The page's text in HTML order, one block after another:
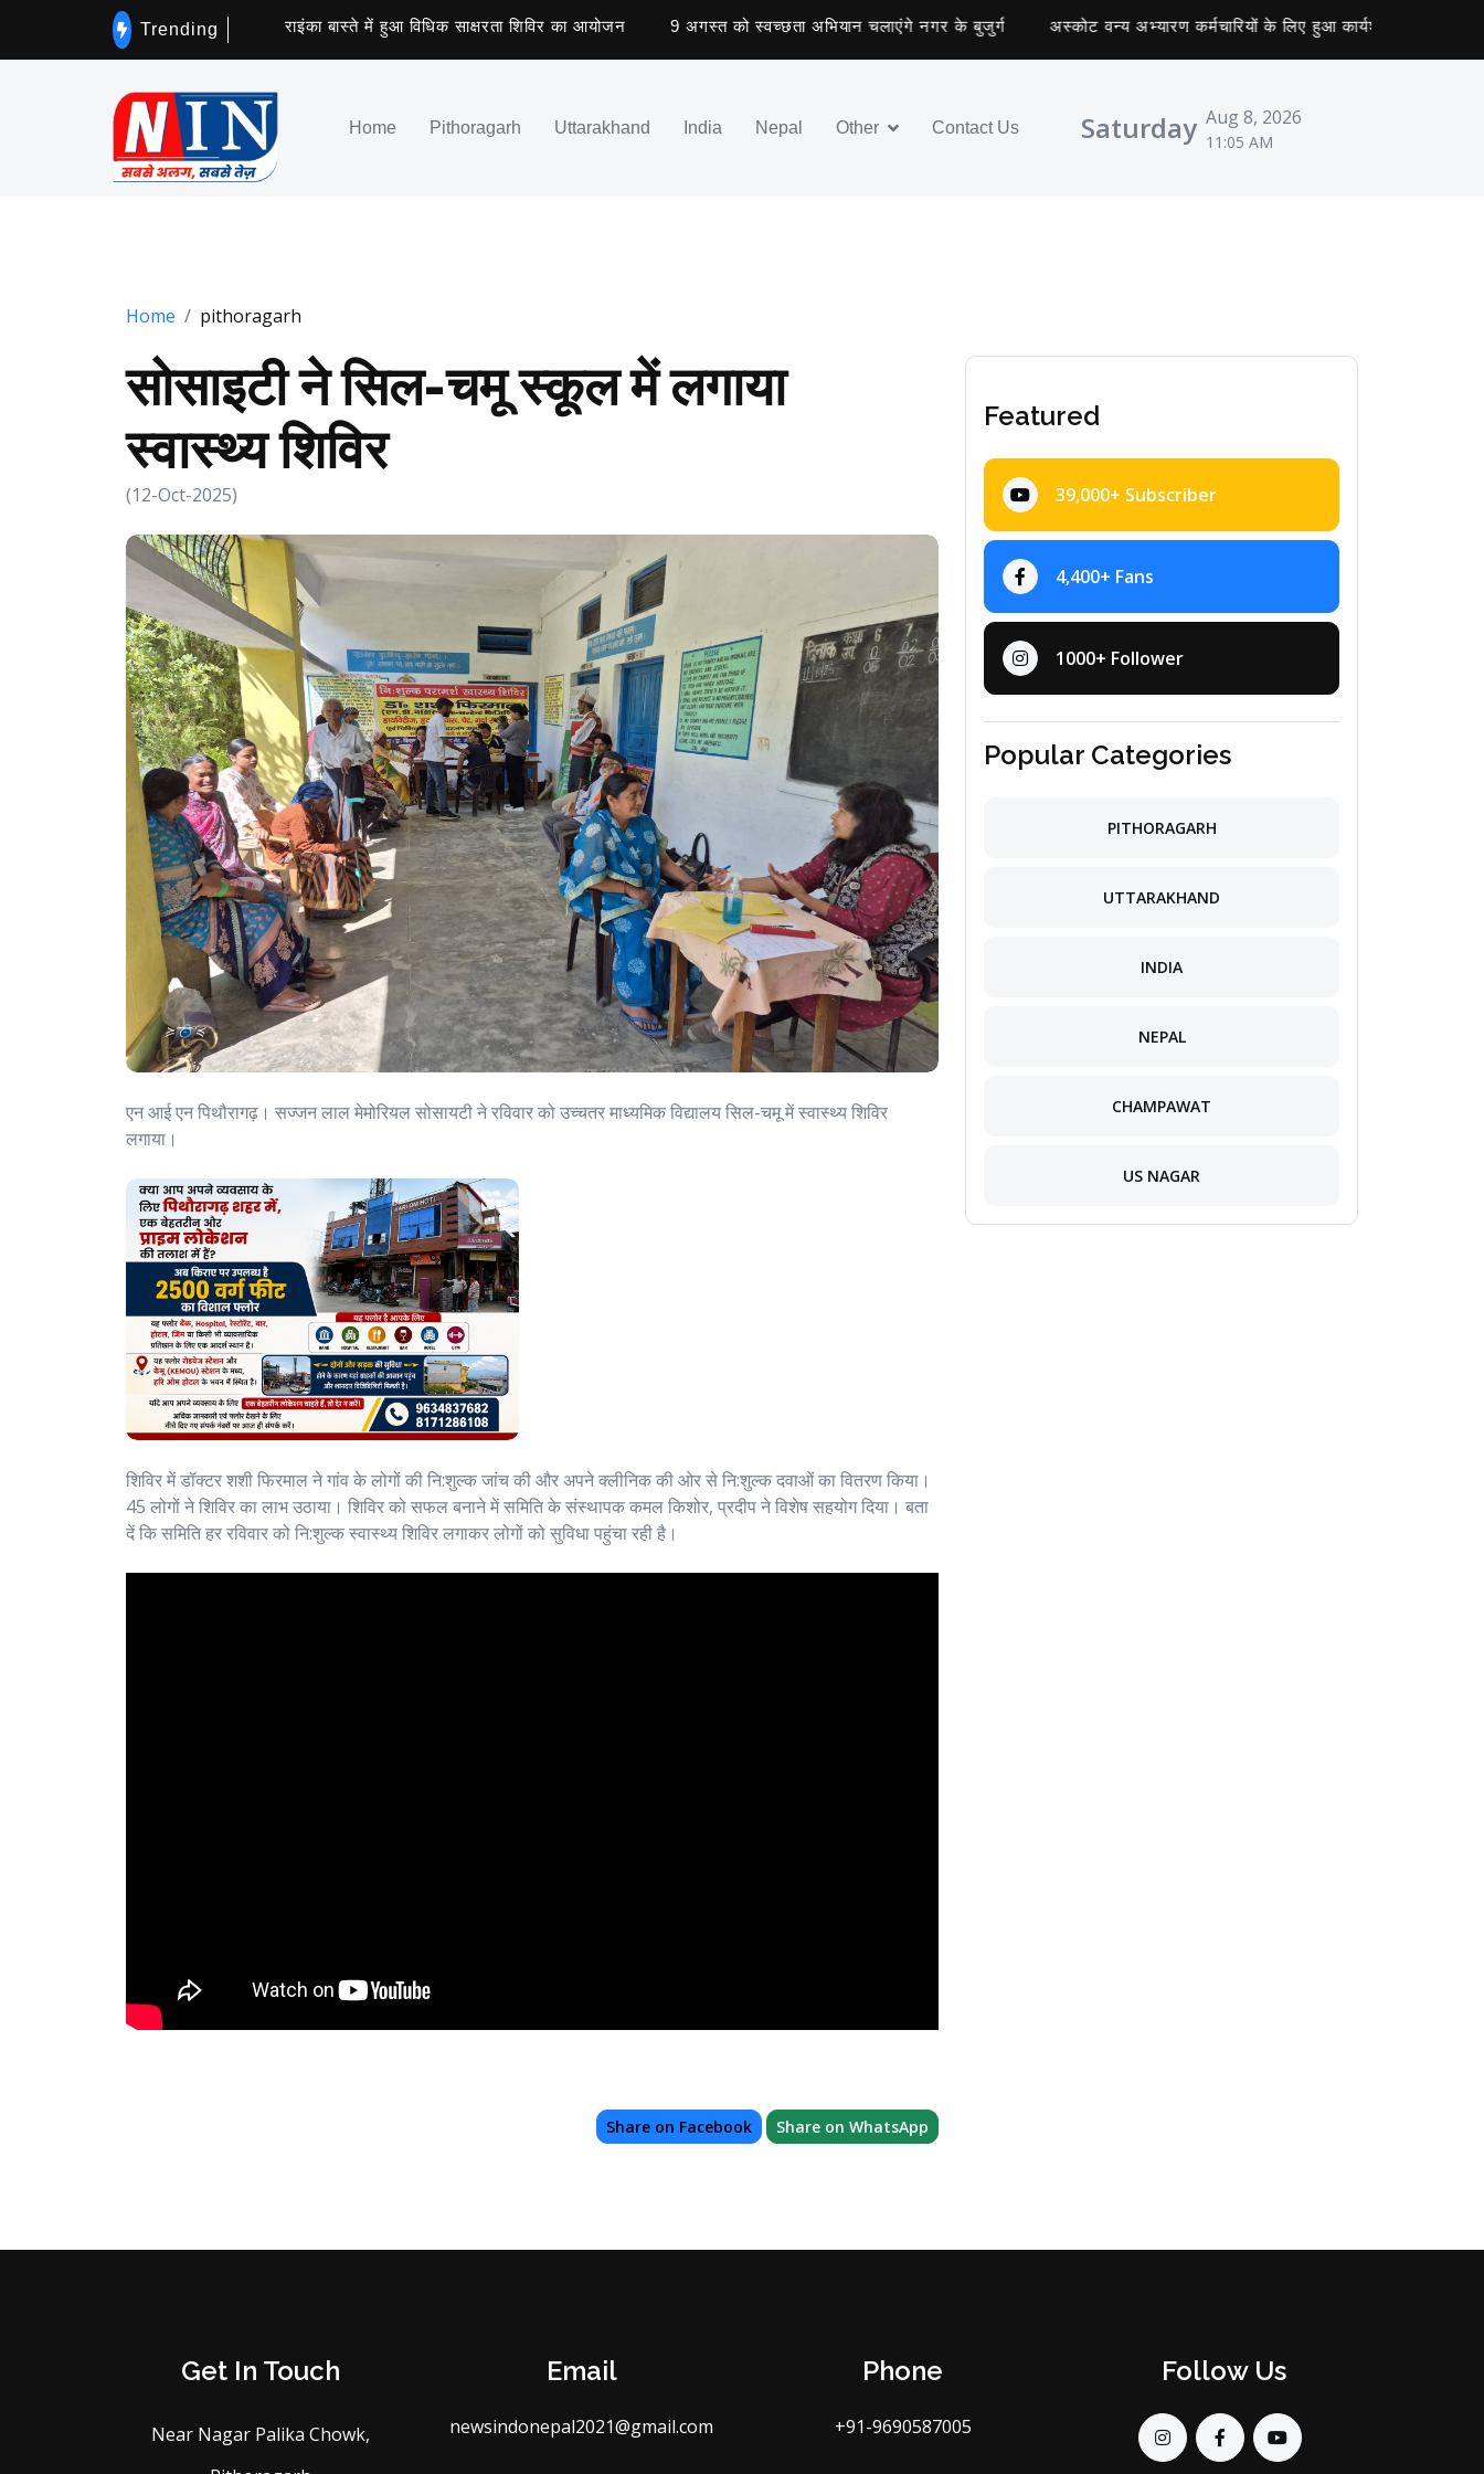
Trending राइंका बास्ते में हुआ विधिक साक्षरता शिविर का आयोजन 9 अगस्त को स्वच्छता अभियान चलाएंगे नगर के बुजुर्ग अस्कोट वन्य अभ्यारण कर्मचारियों के लिए हुआ कार्यशाला का आयोजन
Home Pithoragarh Uttarakhand India Nepal Other Contact Us Saturday Aug 8, 2026
11:05 AM
Home pithoragarh
सोसाइटी ने सिल-चमू स्कूल में लगाया
स्वास्थ्य शिविर
(12-Oct-2025)
एन आई एन पिथौरागढ़। सज्जन लाल मेमोरियल सोसायटी ने रविवार को उच्चतर माध्यमिक विद्यालय सिल-चमू में स्वास्थ्य शिविर
लगाया।
शिविर में डॉक्टर शशी फिरमाल ने गांव के लोगों की नि:शुल्क जांच की और अपने क्लीनिक की ओर से नि:शुल्क दवाओं का वितरण किया।
45 लोगों ने शिविर का लाभ उठाया। शिविर को सफल बनाने में समिति के संस्थापक कमल किशोर, प्रदीप ने विशेष सहयोग दिया। बता
दें कि समिति हर रविवार को नि:शुल्क स्वास्थ्य शिविर लगाकर लोगों को सुविधा पहुंचा रही है।
Share on Facebook Share on WhatsApp
Featured
39,000+ Subscriber
4,400+ Fans
1000+ Follower
Popular Categories
PITHORAGARH
UTTARAKHAND
INDIA
NEPAL
CHAMPAWAT
US NAGAR
Get In Touch
Near Nagar Palika Chowk,
Email
newsindonepal2021@gmail.com
Phone
+91-9690587005
Follow Us